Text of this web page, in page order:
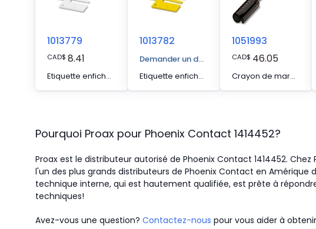
1013779
CAD$ 8.41
Etiquette enfichable, Rubans, blanc, vierge, repérable avec : CMS-P1-PLOTTER, type de montage: enfilage, plage de diamètre de câble: 1,5 ... 35 mm, Nombre d'étiquettes: 20, hauteur du champ de texte: 4 mm, largeur du champ de texte: 23 mm
1013782
Demander un devis
Etiquette enfichable, Rubans, jaune, vierge, repérable avec : CMS-P1-PLOTTER, type de montage: enfilage, plage de diamètre de câble: 1,5 ... 35 mm, Nombre d'étiquettes: 20, hauteur du champ de texte: 4 mm, largeur du champ de texte: 23 mm
1051993
CAD$ 46.05
Crayon de marquage, pour repérage manuel des rubans Zack vierges, repérage indélébile et ineffaçable, épaisseur de trait 0,5 mm
Pourquoi Proax pour Phoenix Contact 1414452?
Proax est le distributeur autorisé de Phoenix Contact 1414452. Chez
l'un des plus grands distributeurs de Phoenix Contact en Amérique
technique interne, qui est hautement qualifiée, est prête à
techniques!
Avez-vous une question? Contactez-nous pour vous aider à